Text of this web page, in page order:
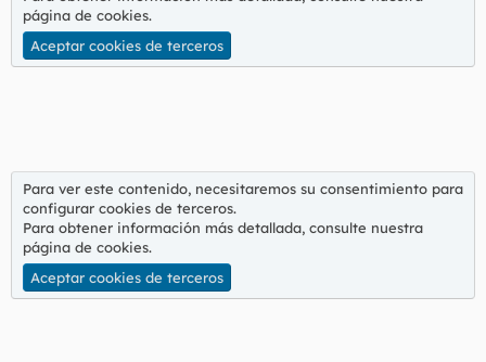
página de cookies.
Aceptar cookies de terceros
Para ver este contenido, necesitaremos su consentimiento para
configurar cookies de terceros.
Para obtener información más detallada, consulte nuestra
página de cookies.
Aceptar cookies de terceros